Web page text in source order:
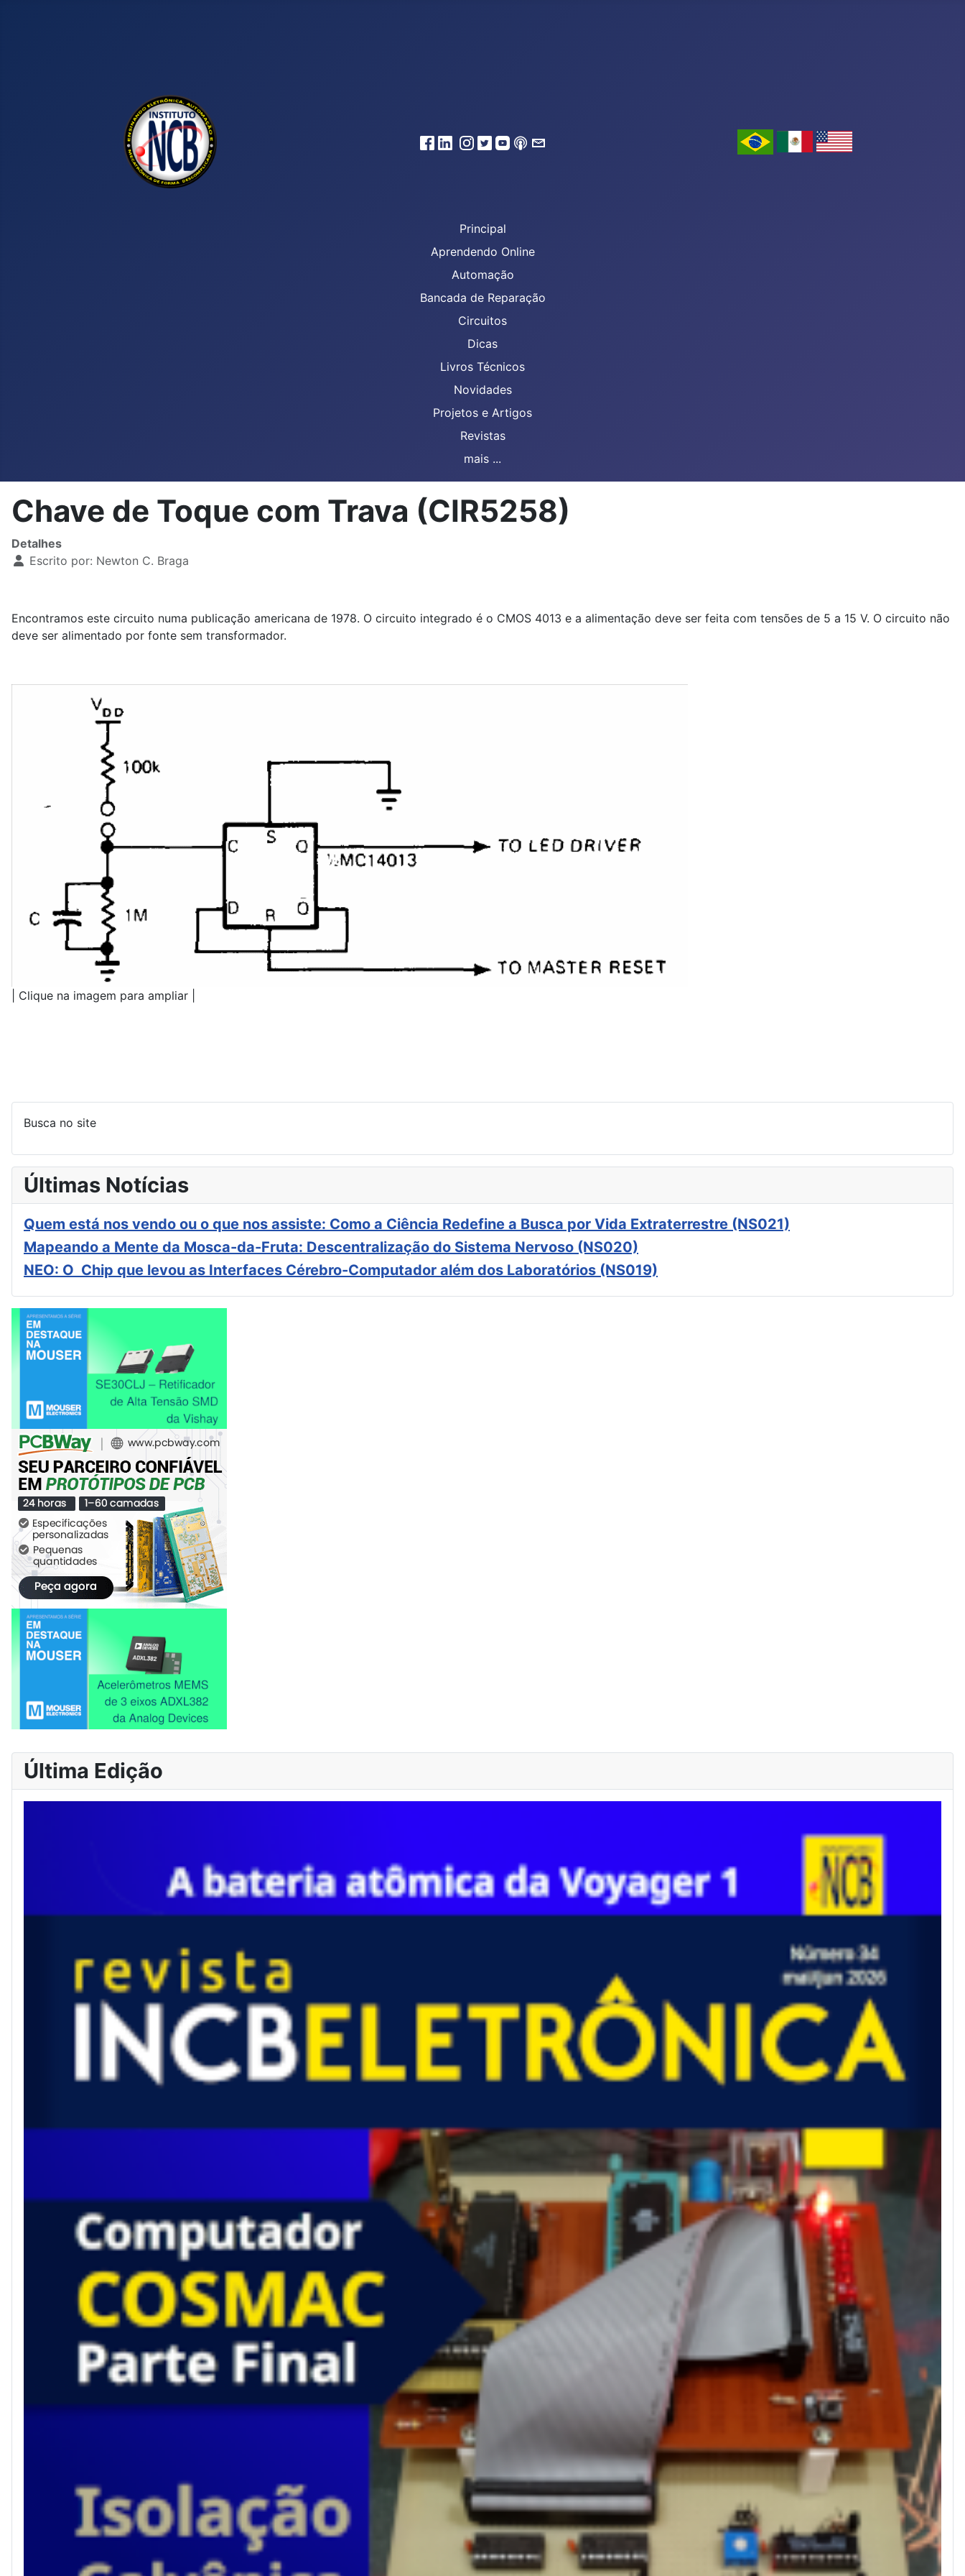
Principal
Aprendendo Online
Automação
Bancada de Reparação
Circuitos
Dicas
Livros Técnicos
Novidades
Projetos e Artigos
Revistas
mais ...
Chave de Toque com Trava (CIR5258)
Detalhes
Escrito por: Newton C. Braga
Encontramos este circuito numa publicação americana de 1978. O circuito integrado é o CMOS 4013 e a alimentação deve ser feita com tensões de 5 a 15 V. O circuito não
deve ser alimentado por fonte sem transformador.
| Clique na imagem para ampliar |
Busca no site
Últimas Notícias
Quem está nos vendo ou o que nos assiste: Como a Ciência Redefine a Busca por Vida Extraterrestre (NS021)
Mapeando a Mente da Mosca-da-Fruta: Descentralização do Sistema Nervoso (NS020)
NEO: O Chip que levou as Interfaces Cérebro-Computador além dos Laboratórios (NS019)
Última Edição